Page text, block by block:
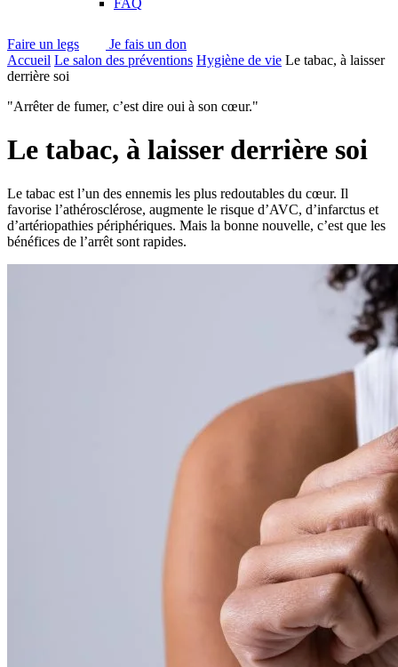
FAQ
Faire un legs
Je fais un don
Accueil Le salon des préventions Hygiène de vie Le tabac, à laisser
derrière soi
"Arrêter de fumer, c’est dire oui à son cœur."
Le tabac, à laisser derrière soi
Le tabac est l’un des ennemis les plus redoutables du cœur. Il
favorise l’athérosclérose, augmente le risque d’AVC, d’infarctus et
d’artériopathies périphériques. Mais la bonne nouvelle, c’est que les
bénéfices de l’arrêt sont rapides.